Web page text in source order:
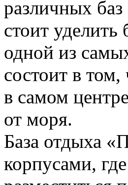
различных
стоит уделить
одной из
состоит в том,
в самом
от моря.
База отдыха
корпусами,